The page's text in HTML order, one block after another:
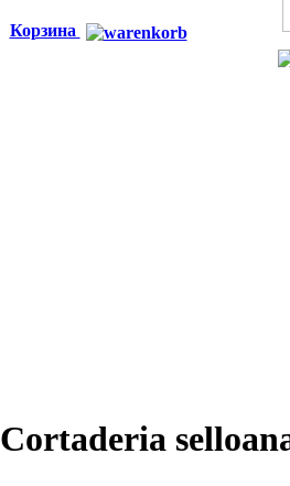
Корзина
Cortaderia